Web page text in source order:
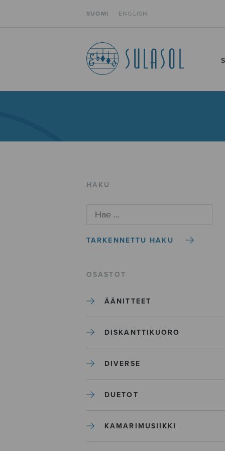
SUOMI ENGLISH
HAKU
TARKENNETTU HAKU
OSASTOT
ÄÄNITTEET
DISKANTTIKUORO
DIVERSE
DUETOT
KAMARIMUSIIKKI